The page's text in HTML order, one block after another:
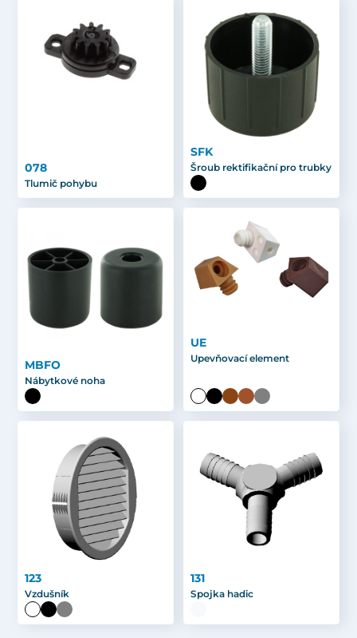
078
Tlumič pohybu
SFK
Šroub rektifikační pro trubky
MBFO
Nábytkové noha
UE
Upevňovací element
123
Vzdušník
131
Spojka hadic